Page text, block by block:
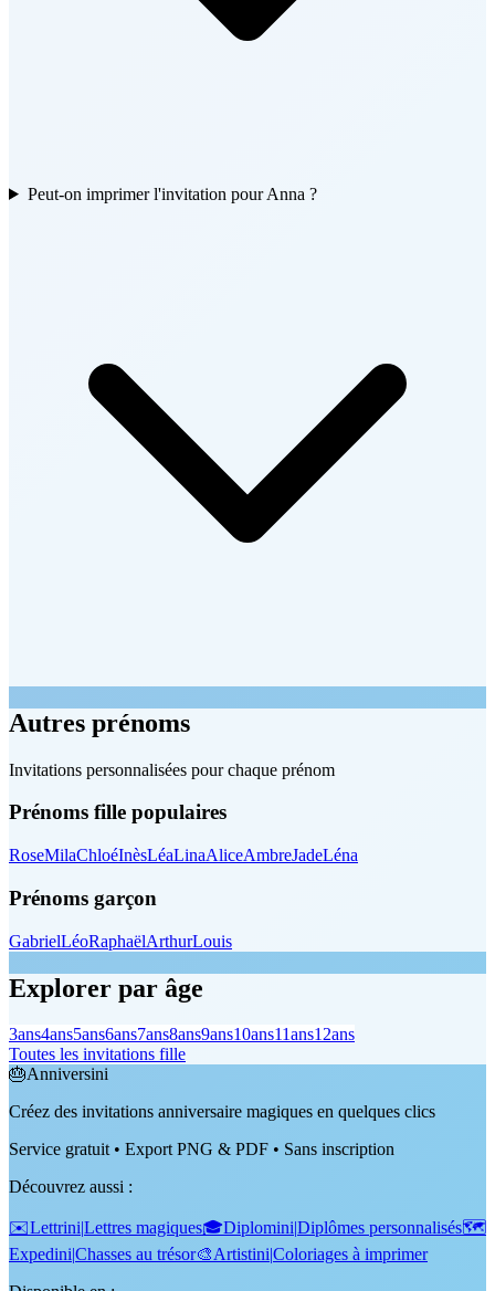
Peut-on imprimer l'invitation pour Anna ?
Autres prénoms
Invitations personnalisées pour chaque prénom
Prénoms fille populaires
RoseMilaChloéInèsLéaLinaAliceAmbreJadeLéna
Prénoms garçon
GabrielLéoRaphaëlArthurLouis
Explorer par âge
3ans4ans5ans6ans7ans8ans9ans10ans11ans12ans
Toutes les invitations fille
🎂Anniversini
Créez des invitations anniversaire magiques en quelques clics
Service gratuit • Export PNG & PDF • Sans inscription
Découvrez aussi :
✉️Lettrini|Lettres magiques🎓Diplomini|Diplômes personnalisés🗺️
Expedini|Chasses au trésor🎨Artistini|Coloriages à imprimer